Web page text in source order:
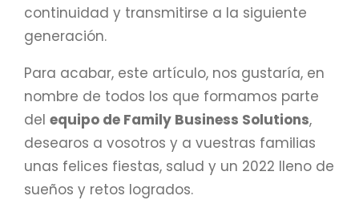
continuidad y transmitirse a la siguiente
generación.
Para acabar, este artículo, nos gustaría, en
nombre de todos los que formamos parte
del equipo de Family Business Solutions,
desearos a vosotros y a vuestras familias
unas felices fiestas, salud y un 2022 lleno de
sueños y retos logrados.